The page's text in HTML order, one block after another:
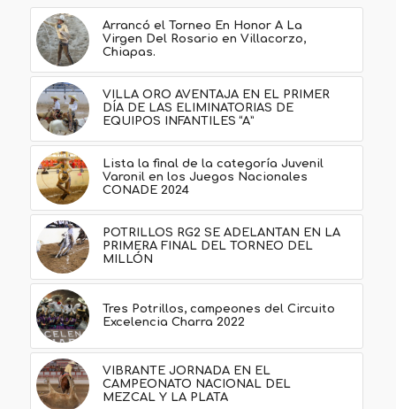
Arrancó el Torneo En Honor A La
Virgen Del Rosario en Villacorzo,
Chiapas.
VILLA ORO AVENTAJA EN EL PRIMER
DÍA DE LAS ELIMINATORIAS DE
EQUIPOS INFANTILES “A”
Lista la final de la categoría Juvenil
Varonil en los Juegos Nacionales
CONADE 2024
POTRILLOS RG2 SE ADELANTAN EN LA
PRIMERA FINAL DEL TORNEO DEL
MILLÓN
Tres Potrillos, campeones del Circuito
Excelencia Charra 2022
VIBRANTE JORNADA EN EL
CAMPEONATO NACIONAL DEL
MEZCAL Y LA PLATA